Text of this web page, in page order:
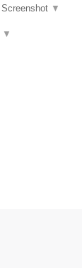
Screenshot ▼
▼